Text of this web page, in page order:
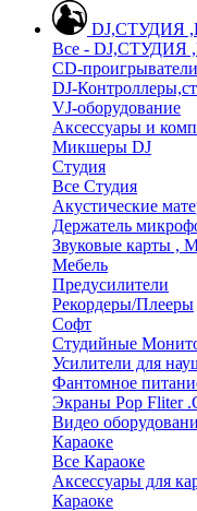
DJ,СТУДИЯ
Все - DJ,СТУДИЯ
CD-проигрыватели
DJ-
VJ-оборудование
Аксессуары и
Микшеры DJ
Студия
Все Студия
Акустические
Держатель
Звуковые карты ,
Мебель
Предусилители
Рекордеры/Плееры
Софт
Студийные
Усилители для
Фантомное
Экраны Pop Fliter
Видео
Караоке
Все Караоке
Аксессуары для
Караоке